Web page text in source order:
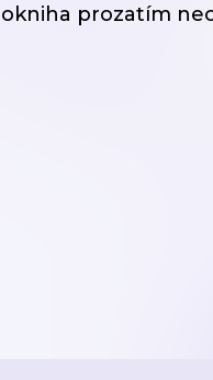
prozatím